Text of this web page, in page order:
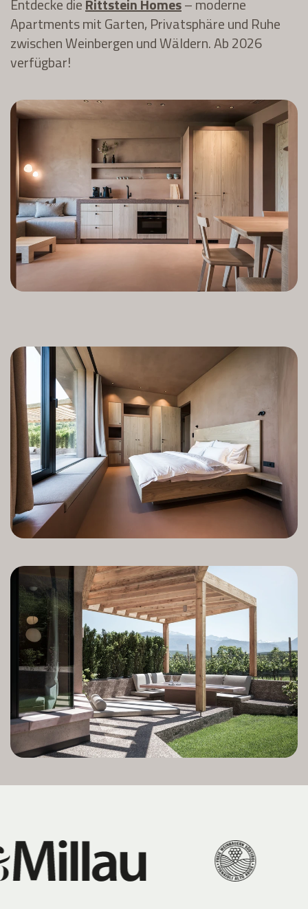
Entdecke dieRittstein Homes– moderne
Apartments mit Garten, Privatsphäre und Ruhe
zwischen Weinbergen und Wäldern. Ab 2026
verfügbar!